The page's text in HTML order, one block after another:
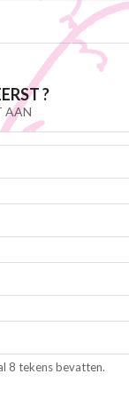
?
AAN
8 tekens bevatten.